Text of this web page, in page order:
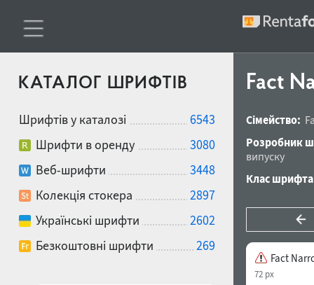
КАТАЛОГ ШРИФТІВ
Шрифтів у каталозі
6543
Шрифти в оренду
3080
Веб-шрифти
3448
Колекція стокера
2897
Українські шрифти
2602
Безкоштовні шрифти
269
Fact
Сімейство:
Розробник
випуску
Клас
Fact
72 px